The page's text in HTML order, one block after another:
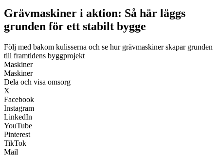
Grävmaskiner i aktion: Så här läggs
grunden för ett stabilt bygge
Följ med bakom kulisserna och se hur grävmaskiner skapar grunden
till framtidens byggprojekt
Maskiner
Maskiner
Dela och visa omsorg
X
Facebook
Instagram
LinkedIn
YouTube
Pinterest
TikTok
Mail